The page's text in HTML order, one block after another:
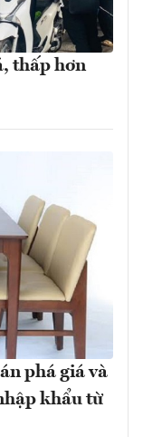
thấp hơn
phá giá và
khẩu từ